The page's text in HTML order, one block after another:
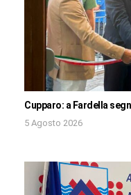
Cupparo: a Fardella
5 Agosto 2026